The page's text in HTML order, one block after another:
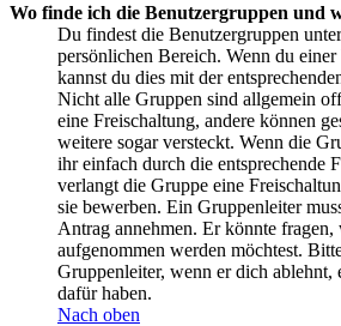
Wo finde ich die Benutzergruppen und
Du findest die Benutzergruppen
persönlichen Bereich. Wenn du einer
kannst du dies mit der
Nicht alle Gruppen sind allgemein
eine Freischaltung, andere können
weitere sogar versteckt. Wenn die
ihr einfach durch die entsprechende
verlangt die Gruppe eine
sie bewerben. Ein Gruppenleiter
Antrag annehmen. Er könnte
aufgenommen werden möchtest.
Gruppenleiter, wenn er dich ablehnt,
dafür haben.
Nach oben